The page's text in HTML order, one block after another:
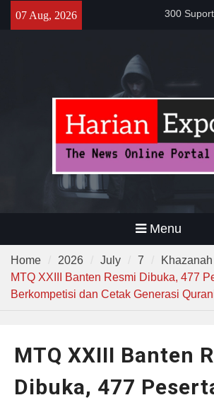
07 Aug, 2026
Proyek
Lewat
Menu
Home 2026 July 7
Khazanah
MTQ XXIII Banten Resmi Dibuka, 477
Berkompetisi dan Cetak Generasi
MTQ XXIII Banten
Dibuka, 477